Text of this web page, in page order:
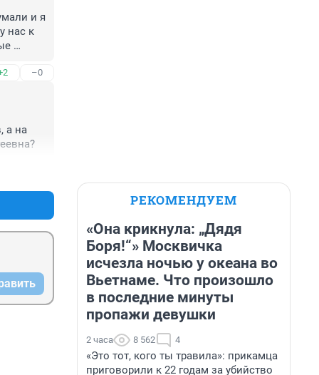
и я
нас к
на
жизнь
–0
а на
РЕКОМЕНДУЕМ
«Она крикнула: „Дядя
Боря!“» Москвичка
исчезла ночью у океана во
Вьетнаме. Что произошло
в последние минуты
пропажи девушки
2 часа 8 562 4
«Это тот, кого ты травила»: прикамца
приговорили к 22 годам за убийство